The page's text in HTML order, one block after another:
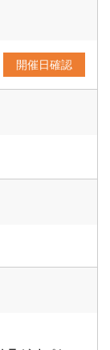
開催日確認